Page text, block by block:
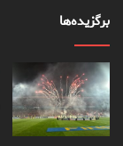
برگزیده‌ها